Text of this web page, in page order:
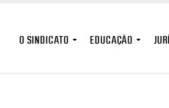
O SINDICATO EDUCAÇÃO